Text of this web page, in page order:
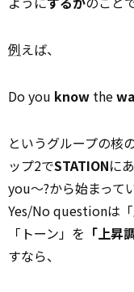
例えば、
Do you know the
というグループの核
ップ2でSTATIONに
you〜?から始まって
Yes/No questionは
「トーン」を 「上昇
すなら、